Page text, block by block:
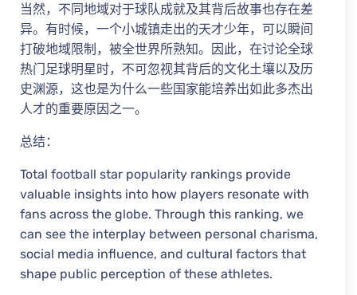
当然，不同地域对于球队成就及其背后故事也存在差
异。有时候，一个小城镇走出的天才少年，可以瞬间
打破地域限制，被全世界所熟知。因此，在讨论全球
热门足球明星时，不可忽视其背后的文化土壤以及历
史渊源，这也是为什么一些国家能培养出如此多杰出
人才的重要原因之一。
总结：
Total football star popularity rankings provide
valuable insights into how players resonate with
fans across the globe. Through this ranking, we
can see the interplay between personal charisma,
social media influence, and cultural factors that
shape public perception of these athletes.